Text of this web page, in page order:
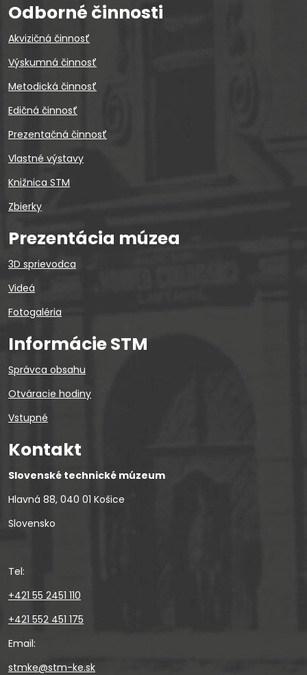
Odborné činnosti
Akvizičná činnosť
Výskumná činnosť
Metodická činnosť
Edičná činnosť
Prezentačná činnosť
Vlastné výstavy
Knižnica STM
Zbierky
Prezentácia múzea
3D sprievodca
Videá
Fotogaléria
Informácie STM
Správca obsahu
Otváracie hodiny
Vstupné
Kontakt
Slovenské technické múzeum
Hlavná 88, 040 01 Košice
Slovensko
Tel:
+421 55 2451 110
+421 552 451 175
Email:
stmke@stm-ke.sk